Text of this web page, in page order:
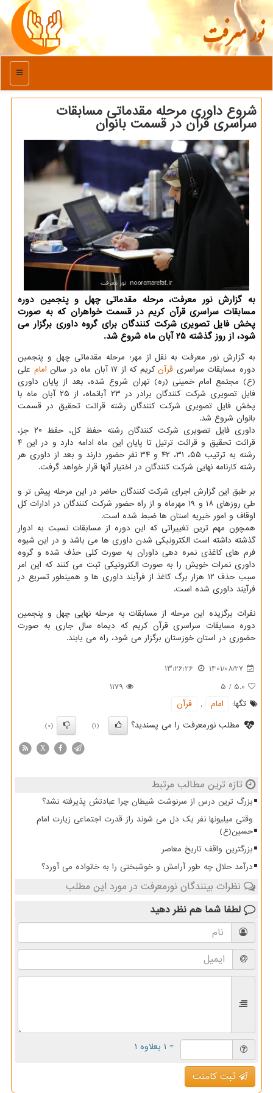
نور معرفت
منو
شروع داوری مرحله مقدماتی مسابقات
سراسری قرآن در قسمت بانوان
به گزارش نور معرفت، مرحله مقدماتی چهل و پنجمین دوره
مسابقات سراسری قرآن کریم در قسمت خواهران که به صورت
پخش فایل تصویری شرکت کنندگان برای گروه داوری برگزار می
شود، از روز گذشته ۲۵ آبان ماه شروع شد.
به گزارش نور معرفت به نقل از مهر؛ مرحله مقدماتی چهل و پنجمین
دوره مسابقات سراسری قرآنکریم که از ۱۷ آبان ماه در سالن امام علی
(ع) مجتمع امام خمینی (ره) تهران شروع شده، بعد از پایان داوری
فایل تصویری شرکت کنندگان برادر در ۲۳ آبانماه، از ۲۵ آبان ماه با
پخش فایل تصویری شرکت کنندگان رشته قرائت تحقیق در قسمت
بانوان شروع شد.
داوری فایل تصویری شرکت کنندگان رشته حفظ کل، حفظ ۲۰ جز،
قرائت تحقیق و قرائت ترتیل تا پایان این ماه ادامه دارد و در این ۴
رشته به ترتیب ۵۵، ۳۱، ۴۲ و ۳۴ نفر حضور دارند و بعد از داوری هر
رشته کارنامه نهایی شرکت کنندگان در اختیار آنها قرار خواهد گرفت.
بر طبق این گزارش اجرای شرکت کنندگان حاضر در این مرحله پیش تر و
طی روزهای ۱۸ و ۱۹ مهرماه و از راه حضور شرکت کنندگان در ادارات کل
اوقاف و امور خیریه استان ها ضبط شده است.
همچون مهم ترین تغییراتی که این دوره از مسابقات نسبت به ادوار
گذشته داشته است الکترونیکی شدن داوری ها می باشد و در این شیوه
فرم های کاغذی نمره دهی داوران به صورت کلی حذف شده و گروه
داوری نمرات خویش را به صورت الکترونیکی ثبت می کنند که این امر
سبب حذف ۱۲ هزار برگ کاغذ از فرآیند داوری ها و همینطور تسریع در
فرآیند داوری شده است.
نفرات برگزیده این مرحله از مسابقات به مرحله نهایی چهل و پنجمین
دوره مسابقات سراسری قرآن کریم که دیماه سال جاری به صورت
حضوری در استان خوزستان برگزار می شود، راه می یابند.
1401/08/27
13:26:26
5.0
/
5
1179
تگها:
امام ,
قرآن
مطلب نورمعرفت را می پسندید؟
(1)
(0)
X
تازه ترین مطالب مرتبط
بزرگ ترین درس از سرنوشت شیطان چرا عبادتش پذیرفته نشد؟
وقتی میلیونها نفر یک دل می شوند راز قدرت اجتماعی زیارت امام
حسین(ع)
بزرگترین واقف تاریخ معاصر
درآمد حلال چه طور آرامش و خوشبختی را به خانواده می آورد؟
نظرات بینندگان نورمعرفت در مورد این مطلب
لطفا شما هم نظر دهید
= ۱ بعلاوه ۱
ثبت کامنت